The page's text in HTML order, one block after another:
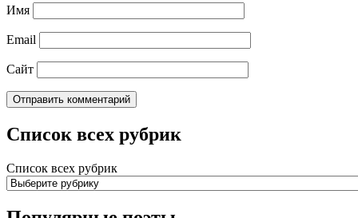
Имя
Email
Сайт
Список всех рубрик
Список всех рубрик